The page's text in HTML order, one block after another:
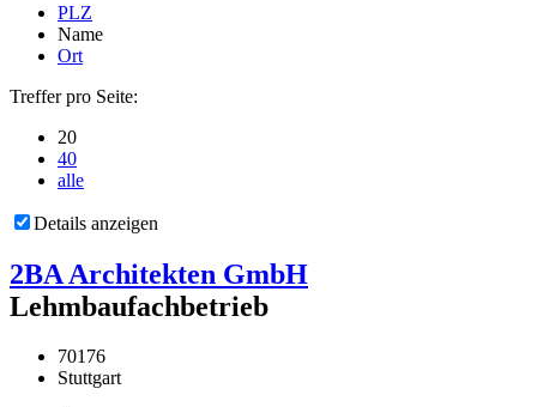
PLZ
Name
Ort
Treffer pro Seite:
20
40
alle
Details anzeigen
2BA Architekten GmbH
Lehmbaufachbetrieb
70176
Stuttgart